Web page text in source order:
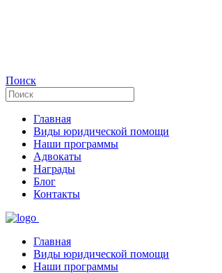
Поиск
Главная
Виды юридической помощи
Наши программы
Адвокаты
Награды
Блог
Контакты
Главная
Виды юридической помощи
Наши программы